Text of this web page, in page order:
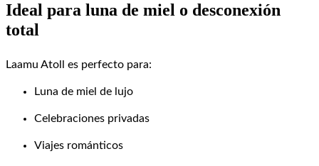
Ideal para luna de miel o desconexión
total
Laamu Atoll es perfecto para:
Luna de miel de lujo
Celebraciones privadas
Viajes románticos